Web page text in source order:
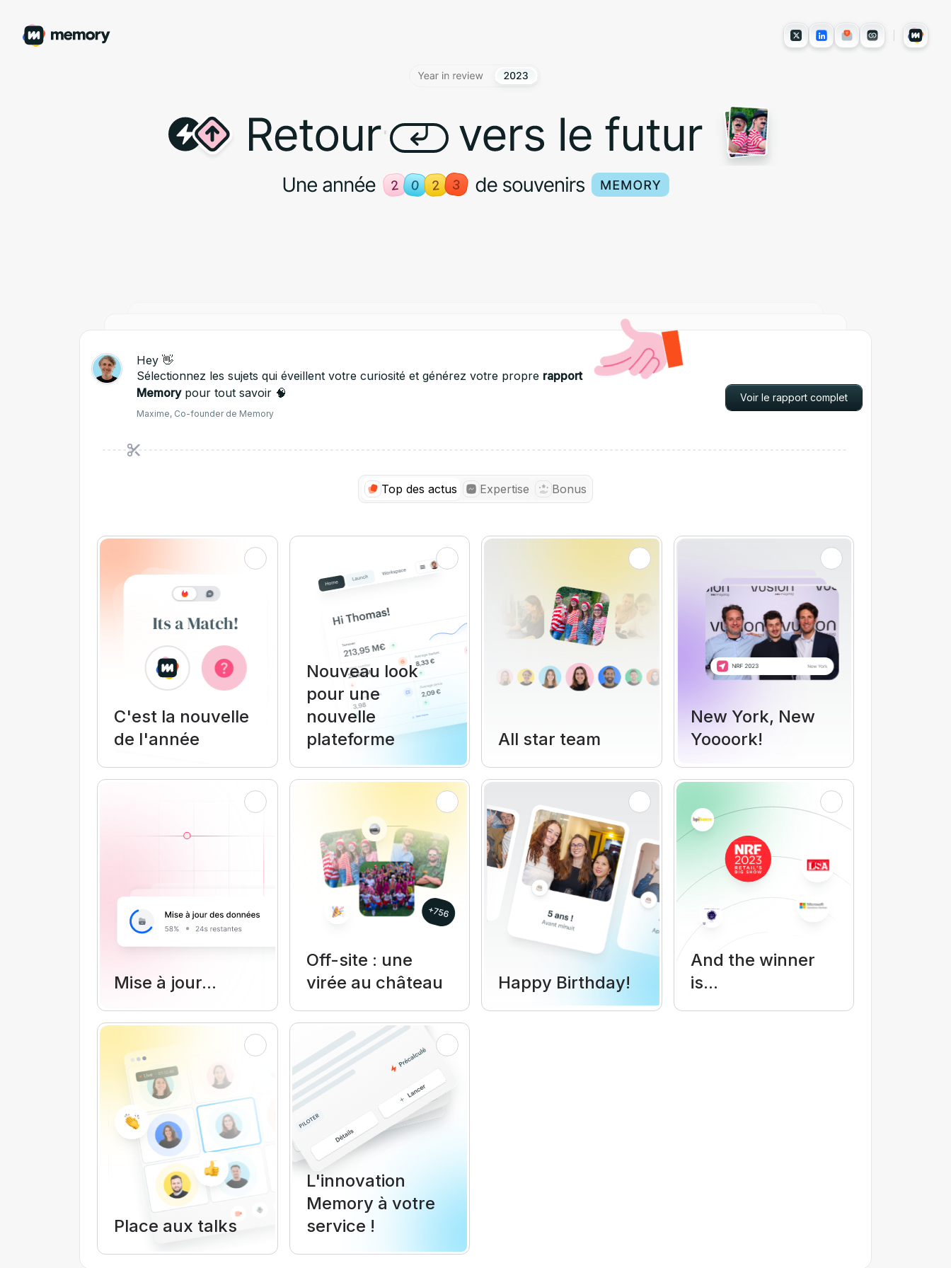
Hey 👋
Sélectionnez les sujets qui éveillent votre curiosité et générez votre propre rapport
Memorypour tout savoir 🧠
Maxime, Co-founder de Memory
Voir le rapport complet
Top des actus Expertise Bonus
C'est la nouvelle
de l'année
Nouveau look
pour une
nouvelle
plateforme
All star team
New York, New
Yoooork!
Mise à jour...
Off-site : une
virée au château
Happy Birthday!
And the winner
is...
Place aux talks
L'innovation
Memory à votre
service !